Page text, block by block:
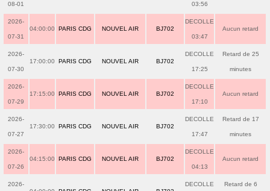
08-01 03:56
2026-
07-31
04:00:00 PARIS CDG NOUVEL AIR BJ702
DECOLLE
03:47
Aucun retard
2026-
07-30
17:00:00 PARIS CDG NOUVEL AIR BJ702
DECOLLE
17:25
Retard de 25
minutes
2026-
07-29
17:15:00 PARIS CDG NOUVEL AIR BJ702
DECOLLE
17:10
Aucun retard
2026-
07-27
17:30:00 PARIS CDG NOUVEL AIR BJ702
DECOLLE
17:47
Retard de 17
minutes
2026-
07-26
04:15:00 PARIS CDG NOUVEL AIR BJ702
DECOLLE
04:13
Aucun retard
2026- DECOLLE Retard de 6